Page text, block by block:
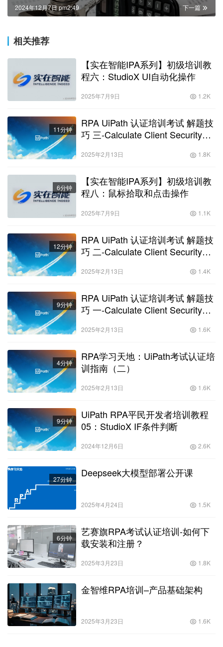
下一篇
2024年12月7日 pm2:49
相关推荐
【实在智能IPA系列】初级培训教
程六：StudioX UI自动化操作
2025年7月9日 1.2K
11分钟
RPA UiPath 认证培训考试 解题技
巧 三-Calculate Client Security
2025年2月13日 1.8K
6分钟
【实在智能IPA系列】初级培训教
程八：鼠标拾取和点击操作
2025年7月9日 1.1K
12分钟
RPA UiPath 认证培训考试 解题技
巧 二-Calculate Client Security
2025年2月13日 1.4K
9分钟
RPA UiPath 认证培训考试 解题技
巧 一-Calculate Client Security
2025年2月13日 1.6K
4分钟
RPA学习天地：UiPath考试认证培
训指南（二）
2025年2月13日 1.6K
9分钟
UiPath RPA平民开发者培训教程
05：StudioX IF条件判断
2024年12月6日 2.6K
27分钟
Deepseek大模型部署公开课
2025年4月24日 1.5K
6分钟
艺赛旗RPA考试认证培训-如何下
载安装和注册？
2025年3月23日 1.8K
金智维RPA培训–产品基础架构
2025年3月23日 1.6K